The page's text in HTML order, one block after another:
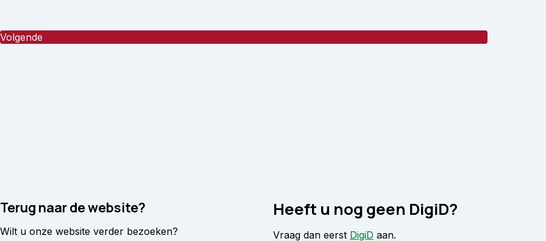
Terug naar de website?
Wilt u onze website verder bezoeken?
Heeft u nog geen DigiD?
Vraag dan eerst DigiD aan.